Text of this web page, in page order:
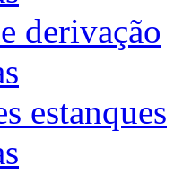
derivação
estanques